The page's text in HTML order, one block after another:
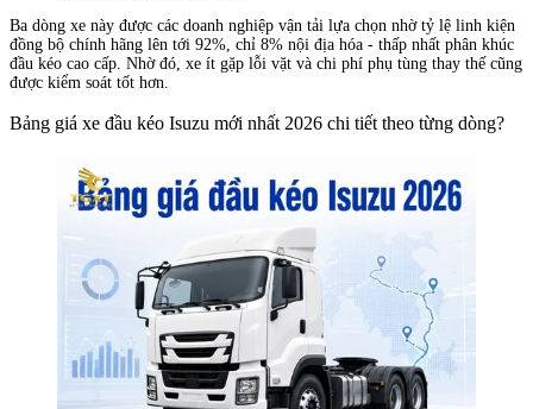
Ba dòng xe này được các doanh nghiệp vận tải lựa chọn nhờ tỷ lệ linh kiện
đồng bộ chính hãng lên tới 92%, chỉ 8% nội địa hóa - thấp nhất phân khúc
đầu kéo cao cấp. Nhờ đó, xe ít gặp lỗi vặt và chi phí phụ tùng thay thế cũng
được kiểm soát tốt hơn.
Bảng giá xe đầu kéo Isuzu mới nhất 2026 chi tiết theo từng dòng?